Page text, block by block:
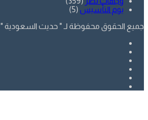
يوم التأسيس (5)
جميع الحقوق محفوظة لـ " حديث السعودية " 2025 ©